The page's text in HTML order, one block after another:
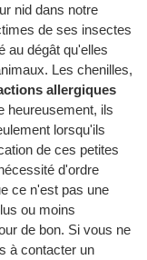
nid dans notre
de ses insectes
au dégât qu'elles
Les chenilles,
allergiques
heureusement, ils
lorsqu'ils
de ces petites
d'ordre
ce n'est pas une
ou moins
de bon. Si vous ne
à contacter un